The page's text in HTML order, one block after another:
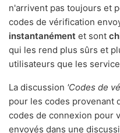
n'arrivent pas toujours et
codes de vérification
instantanément et sont
qui les rend plus sûrs et
utilisateurs que les
La discussion 'Codes de
pour les codes provenant
codes de connexion pour
envoyés dans une